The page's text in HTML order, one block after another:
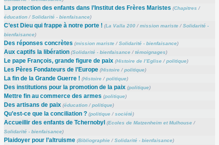
La protection des enfants dans l’Institut des Frères Maristes (Chapitres /
éducation/Solidarité - bienfaisance)
C’est Dieu qui frappe à notre porte ! (La Valla 200/mission mariste/Solidarité -
bienfaisance)
Des réponses concrètes (mission mariste/Solidarité - bienfaisance)
Aux captifs la libération (Solidarité - bienfaisance/témoignages)
Le pape François, grande figure de paix (Histoire de l’Eglise/politique)
Les Pères Fondateurs de l’Europe (Histoire/politique)
La fin de la Grande Guerre ! (Histoire/politique)
Des institutions pour la promotion de la paix (politique)
Mettre fin au commerce des armes (politique)
Des artisans de paix (éducation/politique)
Qu’est-ce que la conciliation ? (politique/société)
Accueillir des enfants de Tchernobyl (Ecoles de Matzenheim et Mulhouse/
Solidarité - bienfaisance)
Plaidoyer pour l’altruisme (Bibliographie/Solidarité - bienfaisance)